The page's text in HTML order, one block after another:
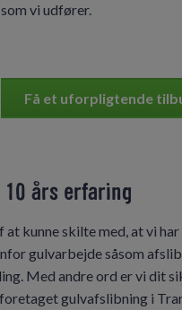
vi udfører.
Få et uforpligtende
10 års erfaring
kunne skilte med, at vi har
gulvarbejde såsom
Med andre ord er vi dit
gulvafslibning i